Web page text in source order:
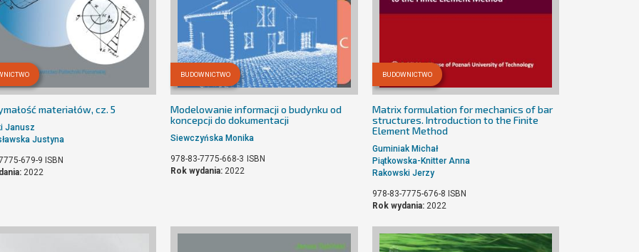
materiałów, cz. 5
Janusz
Justyna
679-9 ISBN
2022
BUDOWNICTWO
Modelowanie informacji o budynku od
koncepcji do dokumentacji
Siewczyńska Monika
978-83-7775-668-3 ISBN
Rok wydania: 2022
BUDOWNICTWO
Matrix formulation for mechanics of bar
structures. Introduction to the Finite
Element Method
Guminiak Michał
Piątkowska-Knitter Anna
Rakowski Jerzy
978-83-7775-676-8 ISBN
Rok wydania: 2022